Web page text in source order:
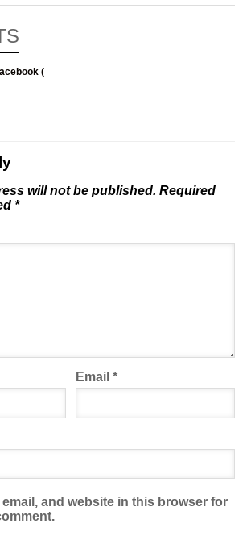
(
will not be published. Required
*
Email*
email, and website in this browser for